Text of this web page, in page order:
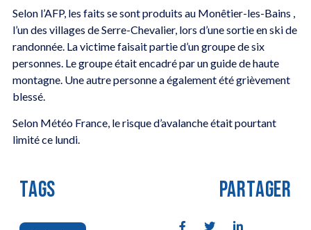
Selon l’AFP, les faits se sont produits au Monêtier-les-Bains ,
l’un des villages de Serre-Chevalier, lors d’une sortie en ski de
randonnée. La victime faisait partie d’un groupe de six
personnes. Le groupe était encadré par un guide de haute
montagne. Une autre personne a également été grièvement
blessé.
Selon Météo France, le risque d’avalanche était pourtant
limité ce lundi.
TAGS PARTAGER